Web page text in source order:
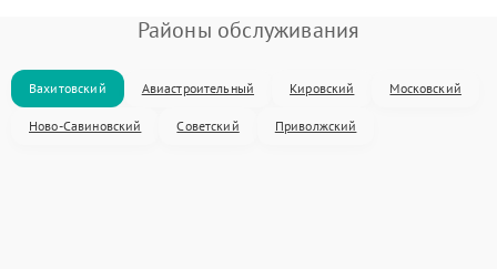
Районы обслуживания
Вахитовский Авиастроительный Кировский Московский
Ново-Савиновский Советский Приволжский